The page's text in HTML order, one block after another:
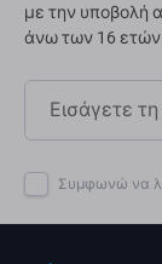
με την υποβολή
άνω των 16
Συμφωνώ να